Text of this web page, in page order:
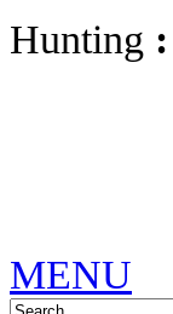
Hunting :
MENU